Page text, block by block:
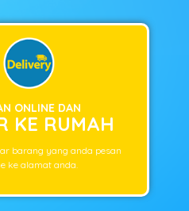
ONLINE DAN
KE RUMAH
barang yang anda pesan
ke alamat anda.